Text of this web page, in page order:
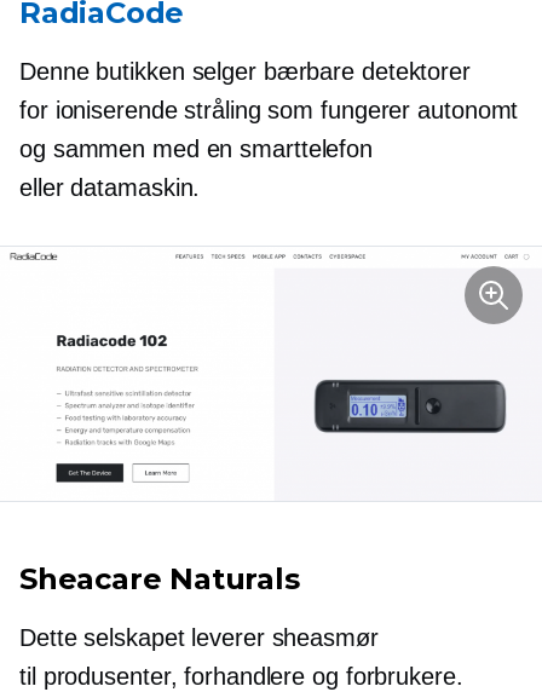
RadiaCode
Denne butikken selger bærbare detektorer
for ioniserende stråling som fungerer autonomt
og sammen med en smarttelefon
eller datamaskin.
Sheacare Naturals
Dette selskapet leverer sheasmør
til produsenter, forhandlere og forbrukere.